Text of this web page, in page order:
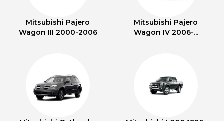
Mitsubishi Pajero
Wagon III 2000-2006
Mitsubishi Pajero
Wagon IV 2006-...